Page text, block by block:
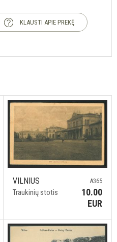
KLAUSTI APIE PREKĘ
VILNIUS
Traukinių stotis
A365
10.00
EUR